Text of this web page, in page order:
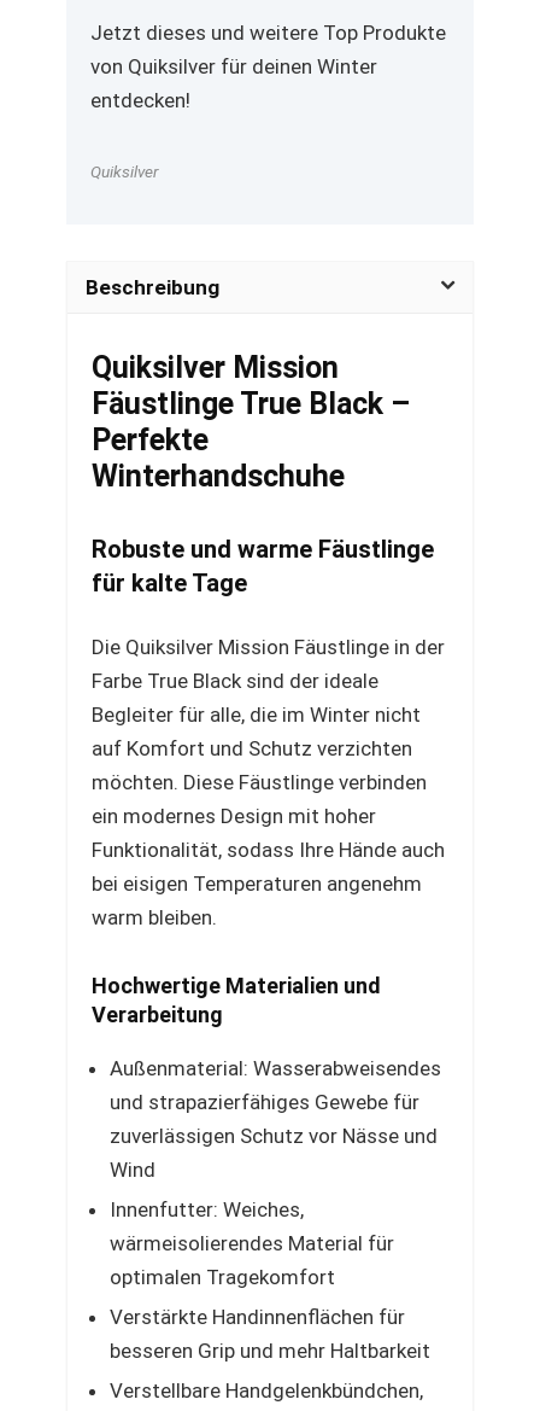
Jetzt dieses und weitere Top Produkte
von Quiksilver für deinen Winter
entdecken!
Quiksilver
Beschreibung
Quiksilver Mission
Fäustlinge True Black –
Perfekte
Winterhandschuhe
Robuste und warme Fäustlinge
für kalte Tage
Die Quiksilver Mission Fäustlinge in der
Farbe True Black sind der ideale
Begleiter für alle, die im Winter nicht
auf Komfort und Schutz verzichten
möchten. Diese Fäustlinge verbinden
ein modernes Design mit hoher
Funktionalität, sodass Ihre Hände auch
bei eisigen Temperaturen angenehm
warm bleiben.
Hochwertige Materialien und
Verarbeitung
Außenmaterial: Wasserabweisendes
und strapazierfähiges Gewebe für
zuverlässigen Schutz vor Nässe und
Wind
Innenfutter: Weiches,
wärmeisolierendes Material für
optimalen Tragekomfort
Verstärkte Handinnenflächen für
besseren Grip und mehr Haltbarkeit
Verstellbare Handgelenkbündchen,